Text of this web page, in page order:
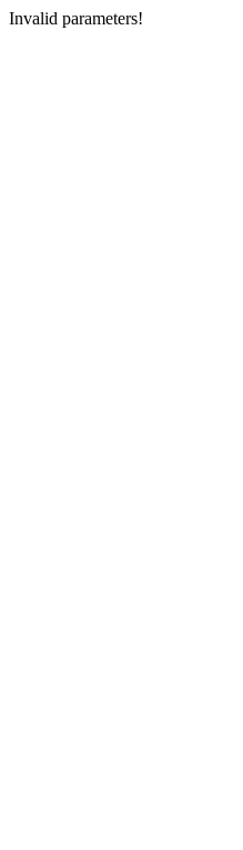
Invalid parameters!